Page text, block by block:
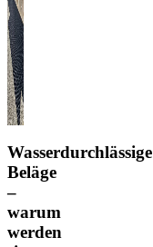
Wasserdurchlässige
Beläge
–
warum
werden